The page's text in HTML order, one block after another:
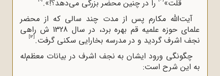
قلت»
را در چنین محضر بزرگى مى‌دهد؟!».
آیت‌الله‌ مکارم پس از مدت چند سالی که از محضر
علمای حوزه علمیه قم بهره برد، در سال 1328 ش راهی
نجف ‌اشرف گردید و در مدرسه بخارایی سکنی گرفت.[12]
چگونگی ورود ایشان به نجف اشرف در بیانات معظم‌له
به این شرح است: